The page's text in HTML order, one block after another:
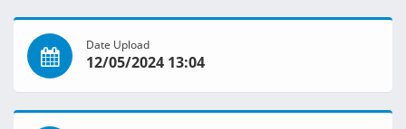
Date Upload
12/05/2024 13:04